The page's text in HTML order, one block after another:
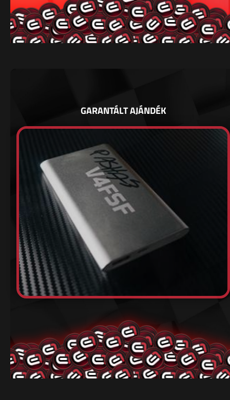
GARANTÁLT AJÁNDÉK